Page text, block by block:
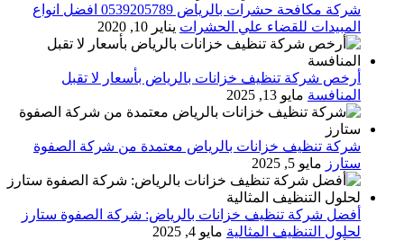
شركة مكافحة حشرات بالرياض 0539205789 افضل انواع
المبيدات للقضاء علي الحشرات يناير 10, 2020
أرخص شركة تنظيف خزانات بالرياض بأسعار لا تقبل
المنافسة مايو 13, 2025
شركة تنظيف خزانات بالرياض معتمدة من شركة الصفوة
ستارز مايو 5, 2025
أفضل شركة تنظيف خزانات بالرياض: شركة الصفوة ستارز
لحلول التنظيف المثالية مايو 4, 2025